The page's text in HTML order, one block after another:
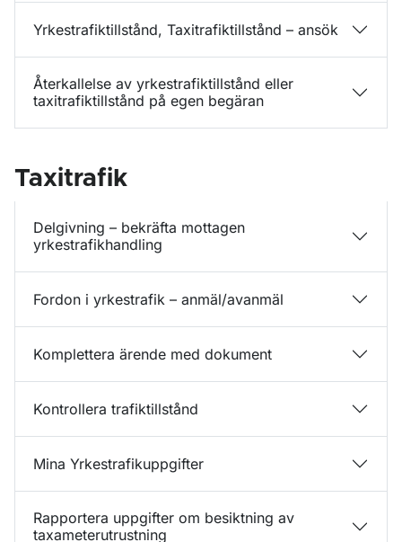
Yrkestrafiktillstånd, Taxitrafiktillstånd – ansök
Återkallelse av yrkestrafiktillstånd eller
taxitrafiktillstånd på egen begäran
Taxitrafik
Delgivning – bekräfta mottagen
yrkestrafikhandling
Fordon i yrkestrafik – anmäl/avanmäl
Komplettera ärende med dokument
Kontrollera trafiktillstånd
Mina Yrkestrafikuppgifter
Rapportera uppgifter om besiktning av
taxameterutrustning